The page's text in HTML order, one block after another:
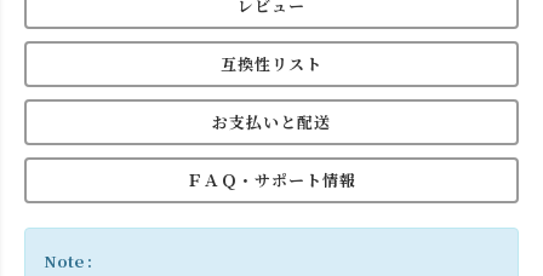
レビュー
互換性リスト
お支払いと配送
ＦＡＱ・サポート情報
Note :